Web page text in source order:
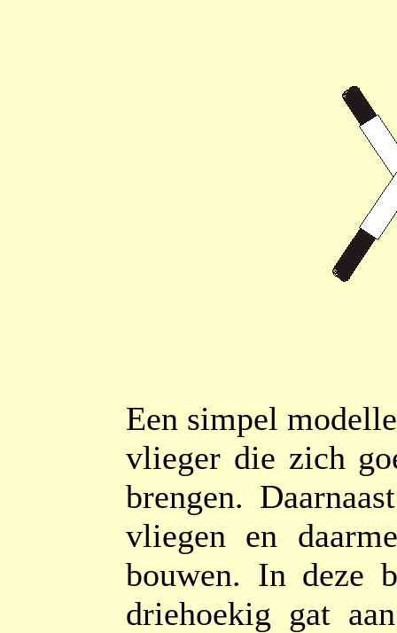
Een simpel
vlieger die zich
brengen.
vliegen en
bouwen. In deze
driehoekig gat